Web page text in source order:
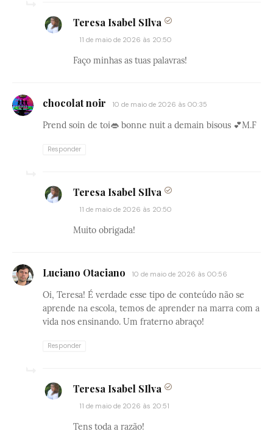
Teresa Isabel SIlva
11 de maio de 2026 às 20:50
Faço minhas as tuas palavras!
chocolat noir 10 de maio de 2026 às 00:35
Prend soin de toi👄 bonne nuit a demain bisous 💕M.F
Responder
Teresa Isabel SIlva
11 de maio de 2026 às 20:50
Muito obrigada!
Luciano Otaciano 10 de maio de 2026 às 00:56
Oi, Teresa! É verdade esse tipo de conteúdo não se
aprende na escola, temos de aprender na marra com a
vida nos ensinando. Um fraterno abraço!
Responder
Teresa Isabel SIlva
11 de maio de 2026 às 20:51
Tens toda a razão!